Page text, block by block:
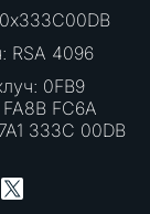
RSA 4096
0FB9
FC6A
333C 00DB
X